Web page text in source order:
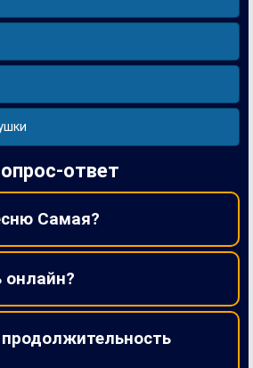
ответ
Самая?
онлайн?